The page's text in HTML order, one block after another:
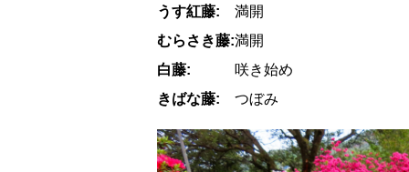
うす紅藤:
満開
むらさき藤:満開
白藤:
咲き始め
きばな藤:
つぼみ